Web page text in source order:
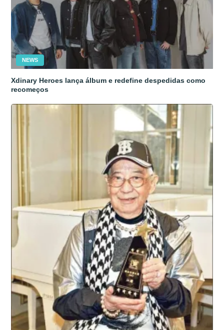
NEWS
Xdinary Heroes lança álbum e redefine despedidas como
recomeços